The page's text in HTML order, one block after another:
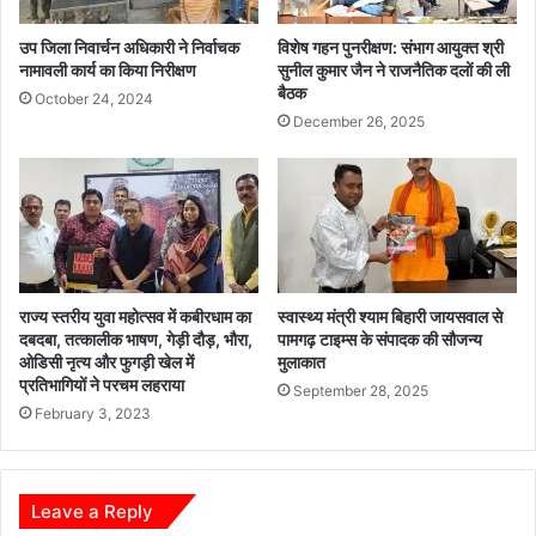
हु
त
ला
भ
ण
म
यी
ना
प्र
क
र
की
ज
न
सु
न
वा
उप जिला निवार्चन अधिकारी ने निर्वाचक
नामावली कार्य का किया निरीक्षण
October 24, 2024
विशेष गहन पुनरीक्षण: संभाग आयुक्त श्री
सुनील कुमार जैन ने राजनैतिक दलों की ली
बैठक
December 26, 2025
राज्य स्तरीय युवा महोत्सव में कबीरधाम का
दबदबा, तत्कालीक भाषण, गेड़ी दौड़, भौरा,
ओडिसी नृत्य और फुगड़ी खेल में
प्रतिभागियों ने परचम लहराया
February 3, 2023
स्वास्थ्य मंत्री श्याम बिहारी जायसवाल से
पामगढ़ टाइम्स के संपादक की सौजन्य
मुलाकात
September 28, 2025
Leave a Reply